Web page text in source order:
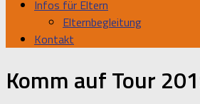
Infos für Eltern
Elternbegleitung
Kontakt
Komm auf Tour